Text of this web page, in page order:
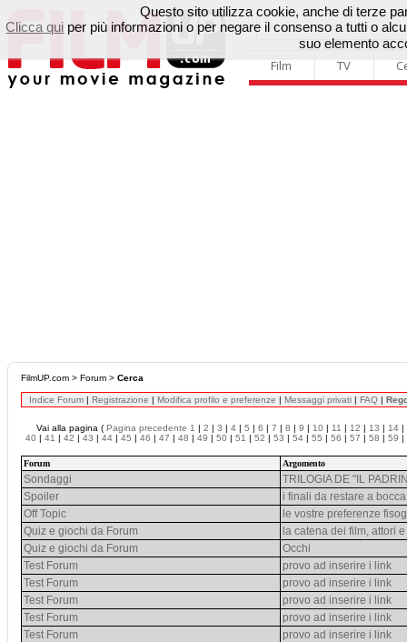
Film TV
FilmUP.com > Forum > Cerca
Indice Forum | Registrazione | Modifica profilo e preferenze | Messaggi privati | FAQ |
Vai alla pagina ( Pagina precedente 1 | 2 | 3 | 4 | 5 | 6 | 7 | 8 | 9 | 10 | 11 | 12 | 13 | 14 |
40 | 41 | 42 | 43 | 44 | 45 | 46 | 47 | 48 | 49 | 50 | 51 | 52 | 53 | 54 | 55 | 56 | 57 | 58 | 59 |
Forum Argomento
Sondaggi
TRILOGIA DE "IL
Spoiler
i finali da restare a
Off Topic
le vostre preferenze
Quiz e giochi da Forum
la catena dei film, attori
Quiz e giochi da Forum
Occhi
Test Forum
provo ad inserire i link
Test Forum
provo ad inserire i link
Test Forum
provo ad inserire i link
Test Forum
provo ad inserire i link
Test Forum
provo ad inserire i link
Questo sito utilizza cookie, anche di terze
Clicca qui per più informazioni o per negare il consenso a tutti o
suo elemento